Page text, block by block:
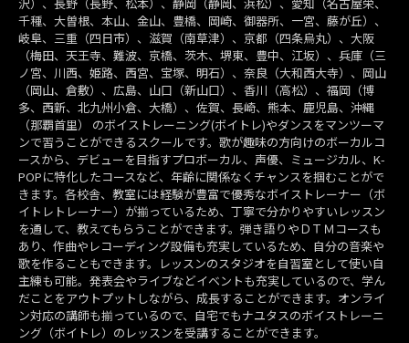
沢）、長野（長野、松本）、静岡（静岡、浜松）、愛知（名古屋栄、
千種、大曽根、本山、金山、豊橋、岡崎、御器所、一宮、藤が丘）、
岐阜、三重（四日市）、滋賀（南草津）、京都（四条烏丸）、大阪
（梅田、天王寺、難波、京橋、茨木、堺東、豊中、江坂）、兵庫（三
ノ宮、川西、姫路、西宮、宝塚、明石）、奈良（大和西大寺）、岡山
（岡山、倉敷）、広島、山口（新山口）、香川（高松）、福岡（博
多、西新、北九州小倉、大橋）、佐賀、長崎、熊本、鹿児島、沖縄
（那覇首里） のボイストレーニング(ボイトレ)やダンスをマンツーマ
ンで習うことができるスクールです。歌が趣味の方向けのボーカルコ
ースから、デビューを目指すプロボーカル、声優、ミュージカル、K-
POPに特化したコースなど、年齢に関係なくチャンスを掴むことがで
きます。各校舎、教室には経験が豊富で優秀なボイストレーナー（ボ
イトレトレーナー）が揃っているため、丁寧で分かりやすいレッスン
を通して、教えてもらうことができます。弾き語りやＤＴＭコースも
あり、作曲やレコーディング設備も充実しているため、自分の音楽や
歌を作ることもできます。レッスンのスタジオを自習室として使い自
主練も可能。発表会やライブなどイベントも充実しているので、学ん
だことをアウトプットしながら、成長することができます。オンライ
ン対応の講師も揃っているので、自宅でもナユタスのボイストレーニ
ング（ボイトレ）のレッスンを受講することができます。